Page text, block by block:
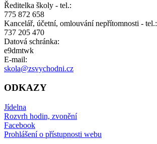
Ředitelka školy - tel.:
775 872 658
Kancelář, účetní, omlouvání nepřítomnosti - tel.:
737 205 470
Datová schránka:
e9dmtwk
E-mail:
skola@zsvychodni.cz
ODKAZY
Jídelna
Rozvrh hodin, zvonění
Facebook
Prohlášení o přístupnosti webu